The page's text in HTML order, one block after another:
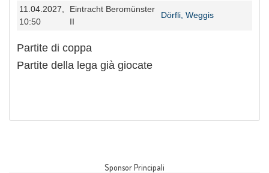
Sponsor Principali